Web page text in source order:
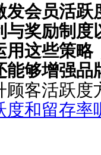
发会员活
与奖励制
用这些策
能够增强
顾客活跃
度和留存率